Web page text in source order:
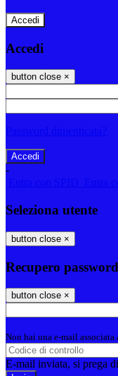
Accedi
Accedi
button close ×
-
Seleziona utente
button close ×
Recupero password
button close ×
Non hai una e-mail
E-mail inviata, si prega